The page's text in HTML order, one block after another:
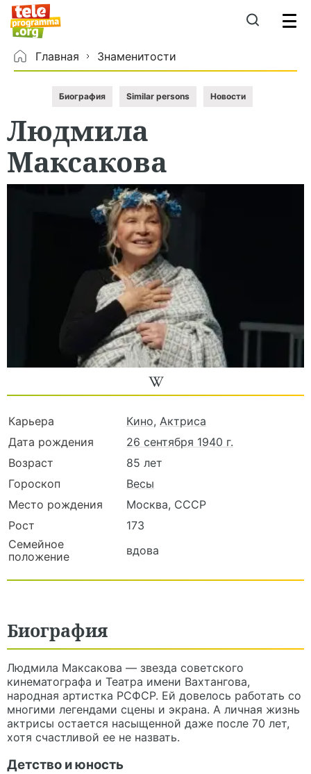
Главная Знаменитости
Биография Similar persons Новости
Людмила
Максакова
Карьера Кино, Актриса
Дата рождения
26 сентября 1940 г.
Возраст
85 лет
Гороскоп
Весы
Место рождения
Москва, СССР
Рост
173
Семейное
положение
вдова
Биография
Людмила Максакова — звезда советского
кинематографа и Театра имени Вахтангова,
народная артистка РСФСР. Ей довелось работать со
многими легендами сцены и экрана. А личная жизнь
актрисы остается насыщенной даже после 70 лет,
хотя счастливой ее не назвать.
Детство и юность